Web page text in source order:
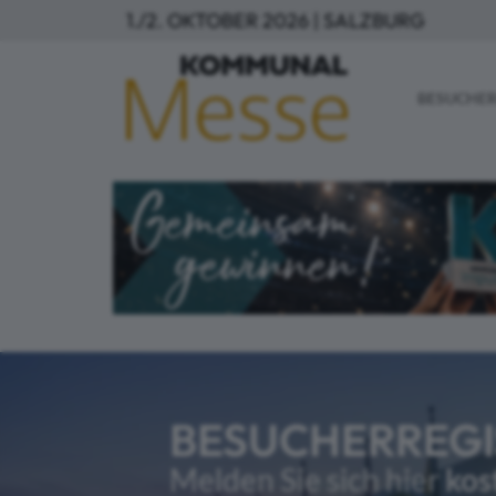
Direkt zum Inhalt 1./2. OKTOBER 2026 | SALZBURG
Melden Sie sich hier